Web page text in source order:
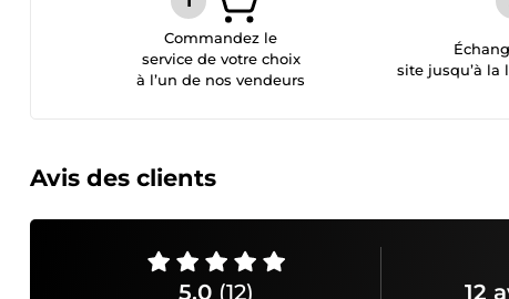
Commandez le
service de votre choix
à l’un de nos vendeurs
site jusqu’à la
Avis des clients
5,0 (12) 12